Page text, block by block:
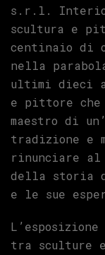
s.r.l.
scultura e
centinaio di
nella
ultimi dieci
e pittore che
maestro di
tradizione e
rinunciare al
della storia
e le sue
tra sculture